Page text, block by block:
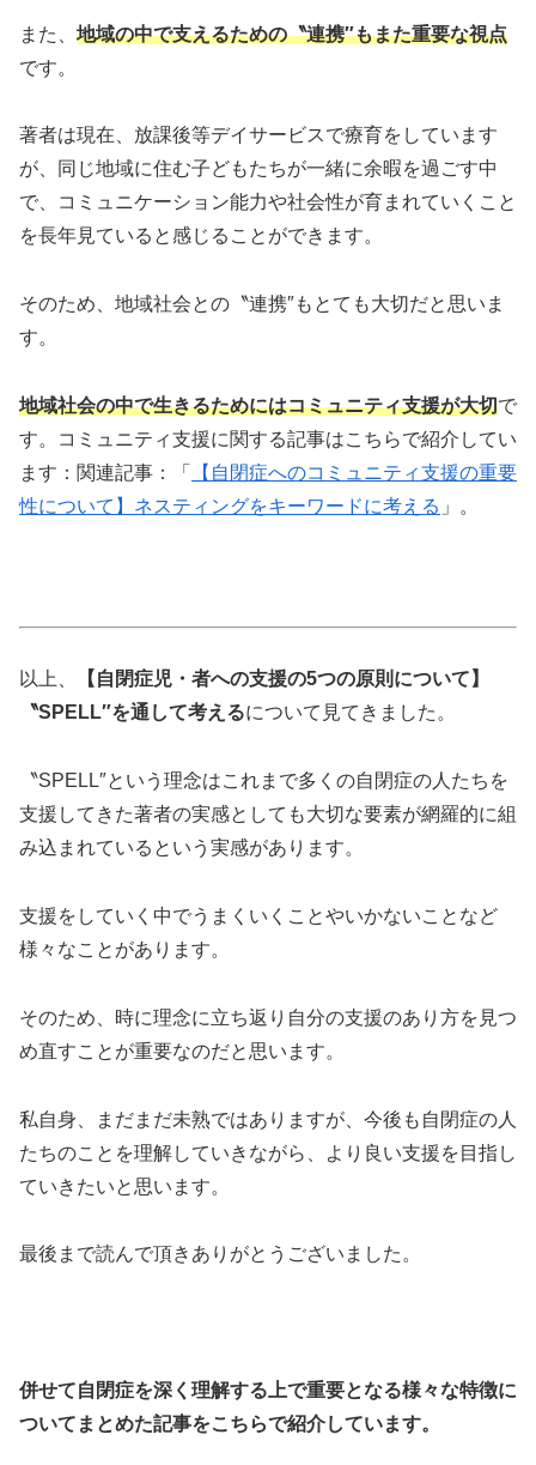
また、 地域の中で支えるための〝連携″もまた重要な視点
です。
著者は現在、放課後等デイサービスで療育をしています
が、同じ地域に住む子どもたちが一緒に余暇を過ごす中
で、コミュニケーション能力や社会性が育まれていくこと
を長年見ていると感じることができます。
そのため、地域社会との〝連携″もとても大切だと思いま
す。
地域社会の中で生きるためにはコミュニティ支援が大切で
す。コミュニティ支援に関する記事はこちらで紹介してい
ます：関連記事：「
【自閉症へのコミュニティ支援の重要
性について】ネスティングをキーワードに考える 」。
以上、
【自閉症児・者への支援の5つの原則について】
〝SPELL″を通して考えるについて見てきました。
〝SPELL″という理念はこれまで多くの自閉症の人たちを
支援してきた著者の実感としても大切な要素が網羅的に組
み込まれているという実感があります。
支援をしていく中でうまくいくことやいかないことなど
様々なことがあります。
そのため、時に理念に立ち返り自分の支援のあり方を見つ
め直すことが重要なのだと思います。
私自身、まだまだ未熟ではありますが、今後も自閉症の人
たちのことを理解していきながら、より良い支援を目指し
ていきたいと思います。
最後まで読んで頂きありがとうございました。
併せて自閉症を深く理解する上で重要となる様々な特徴に
ついてまとめた記事をこちらで紹介しています。